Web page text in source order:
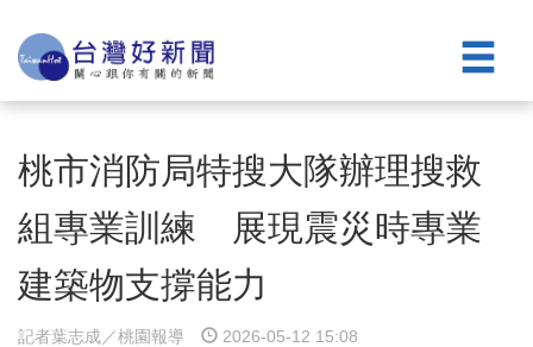
桃市消防局特搜大隊辦理搜救
組專業訓練 展現震災時專業
建築物支撐能力
記者葉志成／桃園報導 2026-05-12 15:08